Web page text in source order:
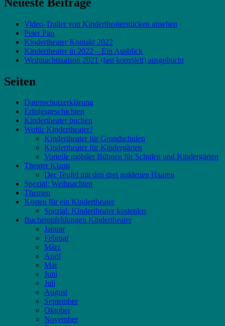
Video-Trailer von Kindertheaterstücken ansehen
Peter Pan
Kindertheater Kontakt 2022
Kindertheater in 2022 – Ein Ausblick
Weihnachtssaison 2021 (fast komplett) ausgebucht
Seiten
Datenschutzerklärung
Erfolgsgeschichten
Kindertheater buchen
Wofür Kindertheater?
Kindertheater für Grundschulen
Kindertheater für Kindergärten
Vorteile mobiler Bühnen für Schulen und Kindergärten
Theater Klann
Der Teufel mit den drei goldenen Haaren
Spezial: Weihnachten
Themen
Kosten für ein Kindertheater
Spezial: Kindertheater kostenlos
Buchempfehlungen Kindertheater
Januar
Februar
März
April
Mai
Juni
Juli
August
September
Oktober
November